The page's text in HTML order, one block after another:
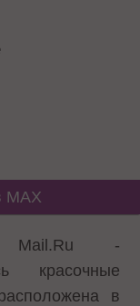
MAX
Mail.Ru -
красочные
в